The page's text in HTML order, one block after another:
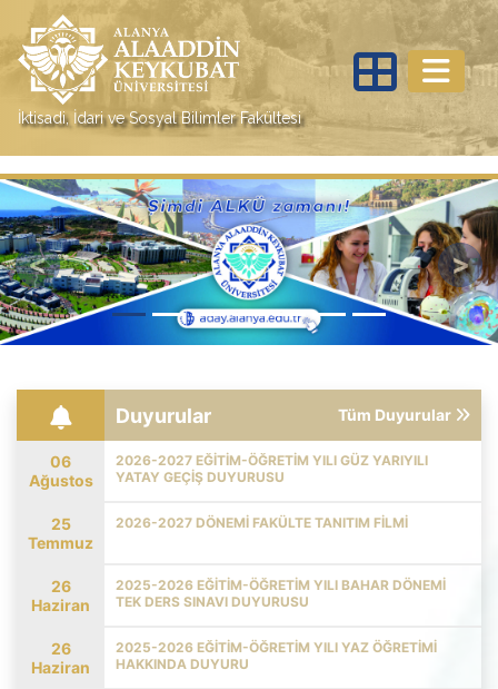
İktisadi, İdari ve Sosyal Bilimler Fakültesi
Previous Next
Duyurular Tüm Duyurular
06
Ağustos
2026-2027 EĞITIM-ÖĞRETIM YILI GÜZ YARIYILI
YATAY GEÇIŞ DUYURUSU
25
Temmuz
2026-2027 DÖNEMİ FAKÜLTE TANITIM FİLMİ
26
Haziran
2025-2026 EĞITIM-ÖĞRETIM YILI BAHAR DÖNEMI
TEK DERS SINAVI DUYURUSU
26
Haziran
2025-2026 EĞİTİM-ÖĞRETİM YILI YAZ ÖĞRETİMİ
HAKKINDA DUYURU